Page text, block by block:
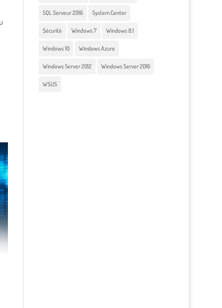
SQL Serveur 2016 System Center
Sécurité Windows 7 Windows 8.1
Windows 10 Windows Azure
Windows Server 2012 Windows Server 2016
WSUS